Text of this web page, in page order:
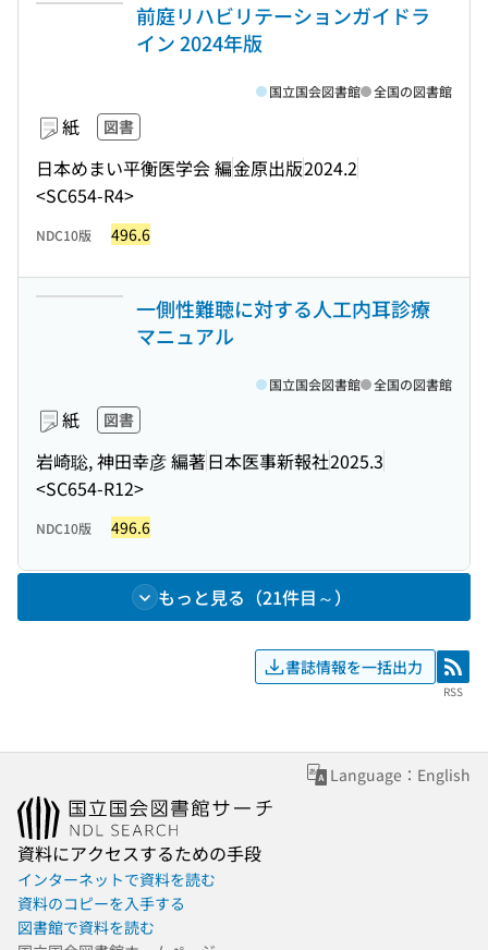
前庭リハビリテーションガイドラ
イン 2024年版
紙 図書
日本めまい平衡医学会 編金原出版2024.2
<SC654-R4>
国立国会図書館 全国の図書館
NDC10版 496.6
一側性難聴に対する人工内耳診療
マニュアル
紙 図書
岩崎聡, 神田幸彦 編著日本医事新報社2025.3
<SC654-R12>
国立国会図書館 全国の図書館
NDC10版 496.6
もっと見る（21件目～）
書誌情報を一括出力 RSS
RSS
Language：English
資料にアクセスするための手段
インターネットで資料を読む
資料のコピーを入手する
図書館で資料を読む